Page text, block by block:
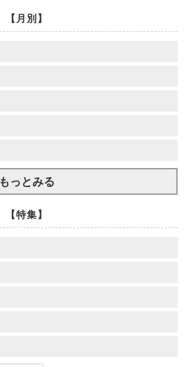
【月別】
もっとみる
【特集】